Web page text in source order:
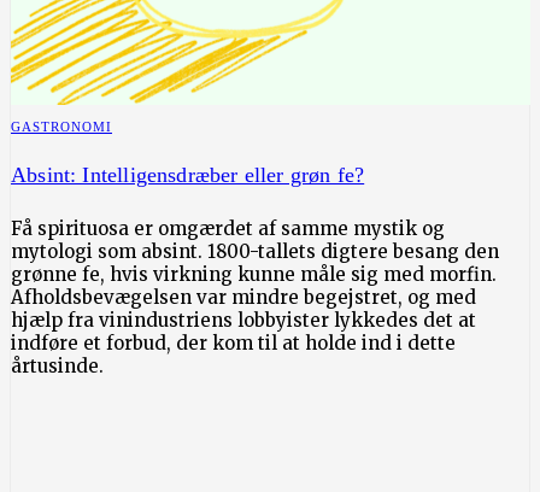
GASTRONOMI
Absint: Intelligensdræber eller grøn fe?
Få spirituosa er omgærdet af samme mystik og
mytologi som absint. 1800-tallets digtere besang den
grønne fe, hvis virkning kunne måle sig med morfin.
Afholdsbevægelsen var mindre begejstret, og med
hjælp fra vinindustriens lobbyister lykkedes det at
indføre et forbud, der kom til at holde ind i dette
årtusinde.